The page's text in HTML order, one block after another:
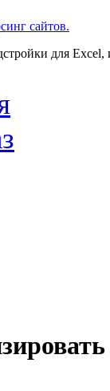
сайтов.
для Excel,